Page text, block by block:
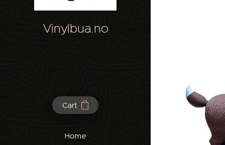
Vinylbua.no
Cart
Home